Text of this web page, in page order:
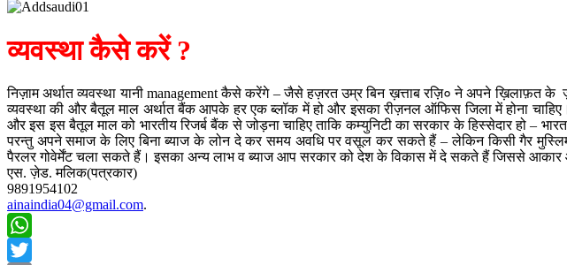
व्यवस्था कैसे करें ?
निज़ाम अर्थात व्यवस्था यानी management कैसे करेंगे – जैसे हज़रत उम्र बिन ख़त्ताब रज़ि० ने अपने ख़िलाफ़त के
व्यवस्था की और बैतूल माल अर्थात बैंक आपके हर एक ब्लॉक में हो और इसका रीज़नल ऑफिस जिला में होना
और इस इस बैतूल माल को भारतीय रिजर्ब बैंक से जोड़ना चाहिए ताकि कम्युनिटी का सरकार के हिस्सेदार हो –
परन्तु अपने समाज के लिए बिना ब्याज के लोन दे कर समय अवधि पर वसूल कर सकते हैं – लेकिन किसी गैर
पैरलर गोवेर्मेंट चला सकते हैं। इसका अन्य लाभ व ब्याज आप सरकार को देश के विकास में दे सकते हैं जिससे आकार
एस. ज़ेड. मलिक(पत्रकार)
9891954102
ainaindia04@gmail.com.
WhatsApp